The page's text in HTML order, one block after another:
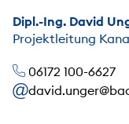
Dipl.-Ing. David
Projektleitung
06172 100-6627